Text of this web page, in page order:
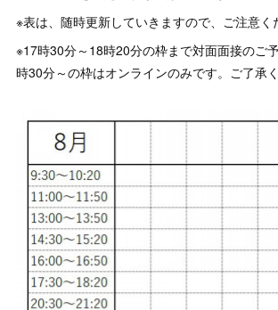
※表は、随時更新していきますので、ご注意く
※17時30分～18時20分の枠まで対面面接のご
時30分～の枠はオンラインのみです。ご了承く